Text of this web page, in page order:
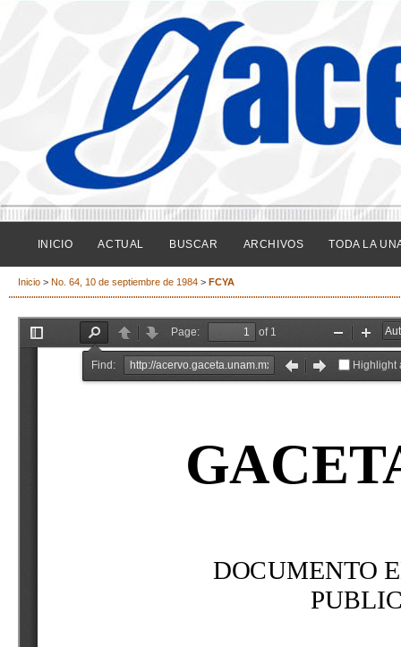
INICIO ACTUAL BUSCAR ARCHIVOS TODA LA
Inicio > No. 64, 10 de septiembre de 1984 > FCYA